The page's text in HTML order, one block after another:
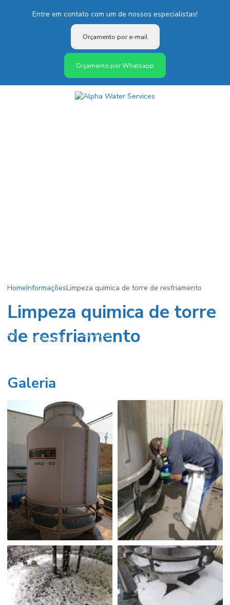
Entre em contato com um de nossos especialistas!
Orçamento por e-mail
Orçamento por Whatsapp
DE
CLORAÇÃO
DA ÁGUA
PARA
HomeInformaçõesLimpeza quimica de torre de resfriamento
Limpeza quimica de torre
de resfriamento
Galeria